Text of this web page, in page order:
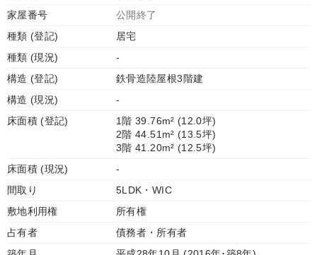
家屋番号
公開終了
種類 (登記)
居宅
種類 (現況)
-
構造 (登記)
鉄骨造陸屋根3階建
構造 (現況)
-
床面積 (登記)
1階 39.76m² (12.0坪)
2階 44.51m² (13.5坪)
3階 41.20m² (12.5坪)
床面積 (現況)
-
間取り
5LDK・WIC
敷地利用権
所有権
占有者
債務者・所有者